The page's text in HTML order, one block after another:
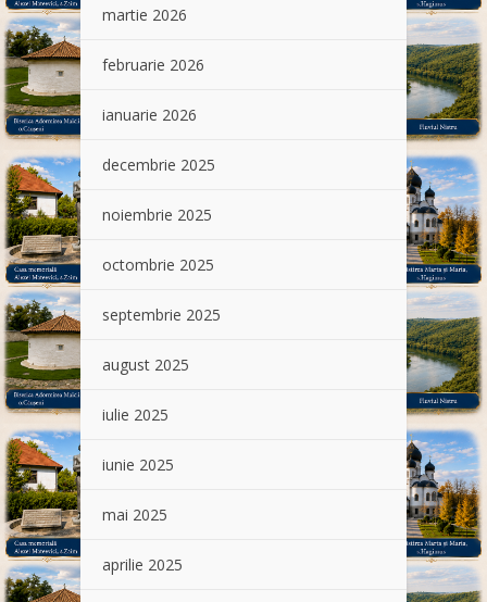
martie 2026
februarie 2026
ianuarie 2026
decembrie 2025
noiembrie 2025
octombrie 2025
septembrie 2025
august 2025
iulie 2025
iunie 2025
mai 2025
aprilie 2025